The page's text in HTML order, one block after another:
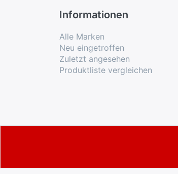
Informationen
Alle Marken
Neu eingetroffen
Zuletzt angesehen
Produktliste vergleichen